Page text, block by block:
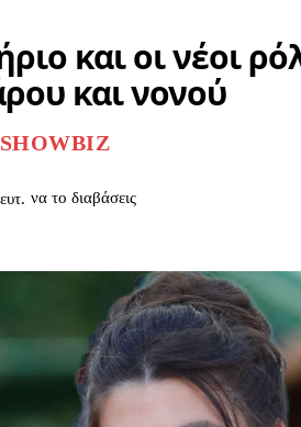
και οι νέοι
και νονού
SHOWBIZ
να το διαβάσεις